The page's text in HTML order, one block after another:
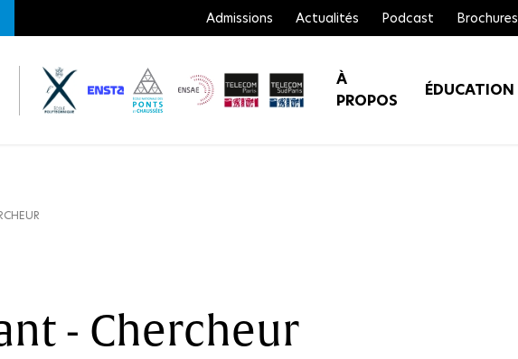
Admissions Actualités Podcast Brochures
À
PROPOS
ÉDUCATION
- Chercheur